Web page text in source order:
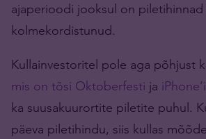
ajaperioodi jooksul on piletihinnad
kolmekordistunud.
Kullainvestoritel pole aga põhjust
mis on tõsi Oktoberfesti ja
ka suusakuurortite piletite puhul.
päeva piletihindu, siis kullas